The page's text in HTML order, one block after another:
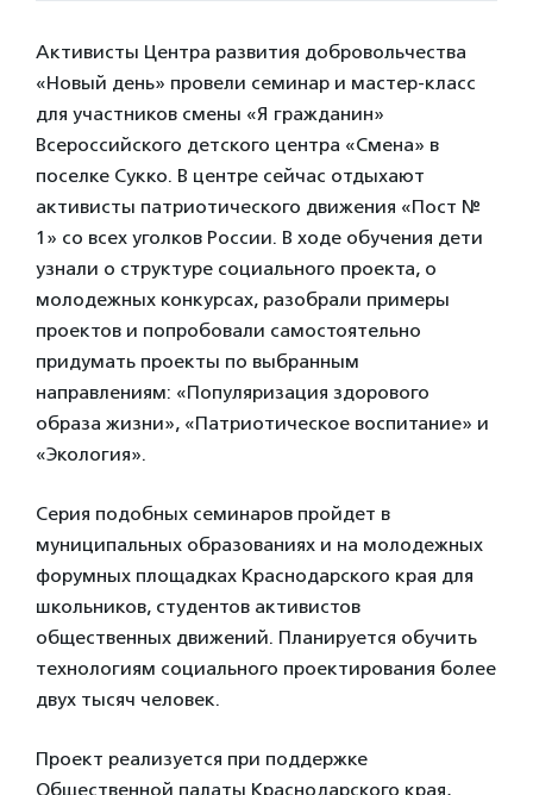
Активисты Центра развития добровольчества
«Новый день» провели семинар и мастер-класс
для участников смены «Я гражданин»
Всероссийского детского центра «Смена» в
поселке Сукко. В центре сейчас отдыхают
активисты патриотического движения «Пост №
1» со всех уголков России. В ходе обучения дети
узнали о структуре социального проекта, о
молодежных конкурсах, разобрали примеры
проектов и попробовали самостоятельно
придумать проекты по выбранным
направлениям: «Популяризация здорового
образа жизни», «Патриотическое воспитание» и
«Экология».
Серия подобных семинаров пройдет в
муниципальных образованиях и на молодежных
форумных площадках Краснодарского края для
школьников, студентов активистов
общественных движений. Планируется обучить
технологиям социального проектирования более
двух тысяч человек.
Проект реализуется при поддержке
Общественной палаты Краснодарского края,